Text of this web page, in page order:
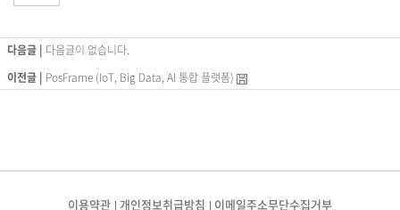
다음글 | 다음글이 없습니다.
이전글 | PosFrame (IoT, Big Data, AI 통합 플랫폼)
이용약관 개인정보취급방침 이메일주소무단수집거부